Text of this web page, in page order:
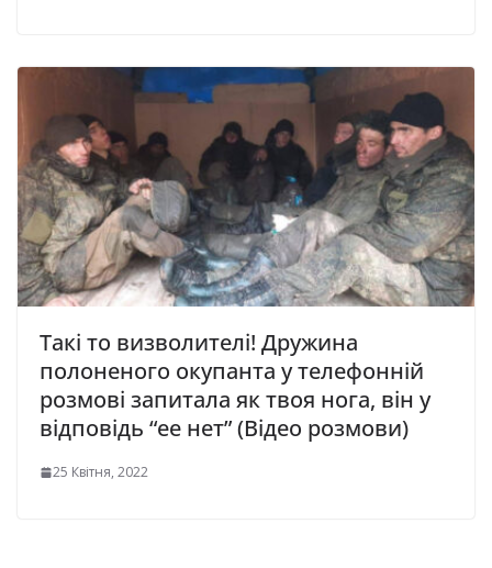
Такі то визволителі! Дружина
полоненого окупанта у телефонній
розмові запитала як твоя нога, він у
відповідь “ее нет” (Відео розмови)
25 Квітня, 2022